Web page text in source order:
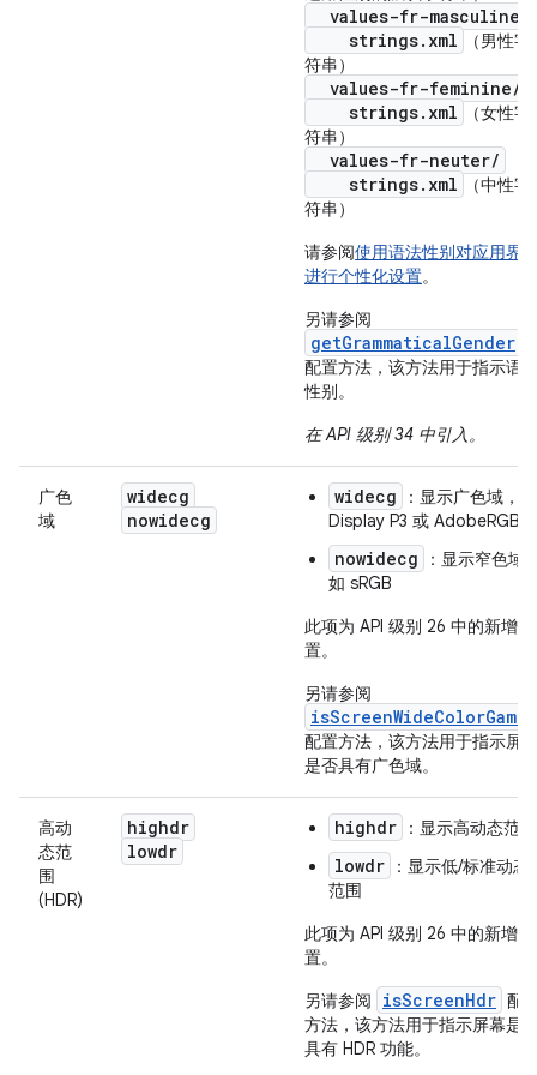
values-fr-masculine/
strings.xml
（男性字
符串）
values-fr-feminine/
strings.xml
（女性字
符串）
values-fr-neuter/
strings.xml
（中性字
符串）
请参阅使用语法性别对应用界
进行个性化设置。
另请参阅
getGrammaticalGender
配置方法，该方法用于指示语
性别。
在 API 级别 34 中引入。
广色
域
widecg
nowidecg
widecg
：显示广色域，如
Display P3 或 AdobeRGB
nowidecg
：显示窄色域
如 sRGB
此项为 API 级别 26 中的新增配
置。
另请参阅
isScreenWideColorGamut
配置方法，该方法用于指示屏
是否具有广色域。
高动
态范
围
(HDR)
highdr
lowdr
highdr ：显示高动态范围
lowdr
：显示低/标准动态
范围
此项为 API 级别 26 中的新增配
置。
另请参阅
isScreenHdr 配
方法，该方法用于指示屏幕是
具有 HDR 功能。